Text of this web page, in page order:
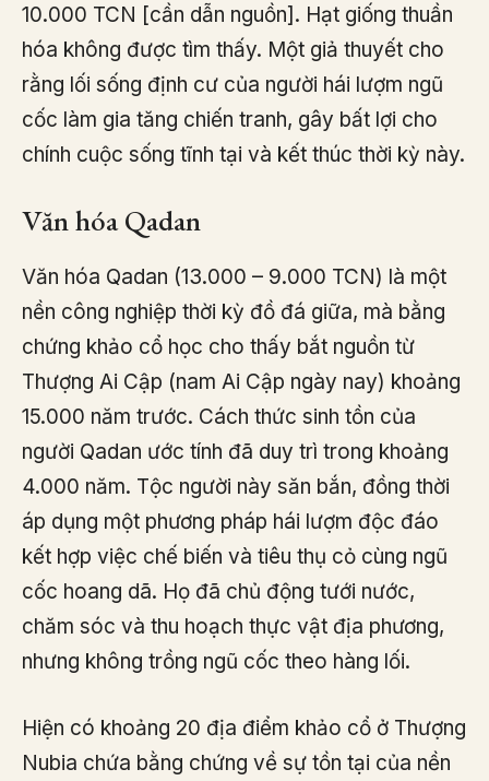
10.000 TCN [cần dẫn nguồn]. Hạt giống thuần
hóa không được tìm thấy. Một giả thuyết cho
rằng lối sống định cư của người hái lượm ngũ
cốc làm gia tăng chiến tranh, gây bất lợi cho
chính cuộc sống tĩnh tại và kết thúc thời kỳ này.
Văn hóa Qadan
Văn hóa Qadan (13.000 – 9.000 TCN) là một
nền công nghiệp thời kỳ đồ đá giữa, mà bằng
chứng khảo cổ học cho thấy bắt nguồn từ
Thượng Ai Cập (nam Ai Cập ngày nay) khoảng
15.000 năm trước. Cách thức sinh tồn của
người Qadan ước tính đã duy trì trong khoảng
4.000 năm. Tộc người này săn bắn, đồng thời
áp dụng một phương pháp hái lượm độc đáo
kết hợp việc chế biến và tiêu thụ cỏ cùng ngũ
cốc hoang dã. Họ đã chủ động tưới nước,
chăm sóc và thu hoạch thực vật địa phương,
nhưng không trồng ngũ cốc theo hàng lối.
Hiện có khoảng 20 địa điểm khảo cổ ở Thượng
Nubia chứa bằng chứng về sự tồn tại của nền